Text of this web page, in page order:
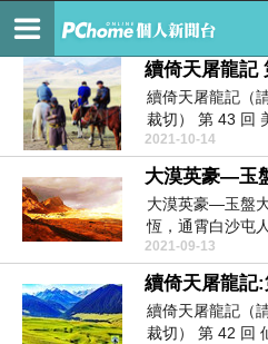
奇摩部落客重生主站
續倚天屠龍記
續倚天屠龍記（
裁切） 第 43 回
2021-10-14
大漠英豪—玉
大漠英豪—玉盤
恆，通霄白沙屯
2021-09-13
續倚天屠龍記
續倚天屠龍記（
裁切） 第 42 回